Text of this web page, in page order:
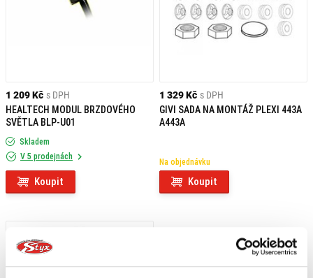
1 209 Kč s DPH
HEALTECH MODUL BRZDOVÉHO
SVĚTLA BLP-U01
Skladem
V 5 prodejnách
Koupit
1 329 Kč s DPH
GIVI SADA NA MONTÁŽ PLEXI 443A
A443A
Na objednávku
Koupit